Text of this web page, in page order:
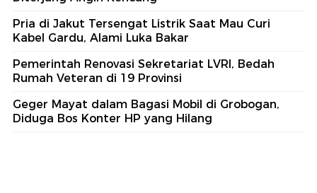
Pria di Jakut Tersengat Listrik Saat Mau Curi
Kabel Gardu, Alami Luka Bakar
Pemerintah Renovasi Sekretariat LVRI, Bedah
Rumah Veteran di 19 Provinsi
Geger Mayat dalam Bagasi Mobil di Grobogan,
Diduga Bos Konter HP yang Hilang